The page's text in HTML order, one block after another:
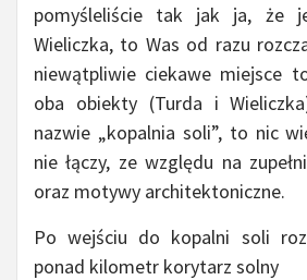
pomyśleliście tak jak ja, że
Wieliczka, to Was od razu
niewątpliwie ciekawe miejsce
oba obiekty (Turda i
nazwie „kopalnia soli”, to nic
nie łączy, ze względu na
oraz motywy architektoniczne.
Po wejściu do kopalni soli
ponad kilometr korytarz solny